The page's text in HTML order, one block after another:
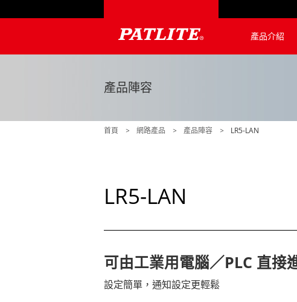
產品介紹
產品陣容
首頁 網路產品 產品陣容 LR5-LAN
LR5-LAN
可由工業用電腦／PLC 直接
設定簡單，通知設定更輕鬆